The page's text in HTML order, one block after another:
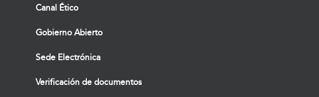
Canal Ético
Gobierno Abierto
Sede Electrónica
Verificación de documentos